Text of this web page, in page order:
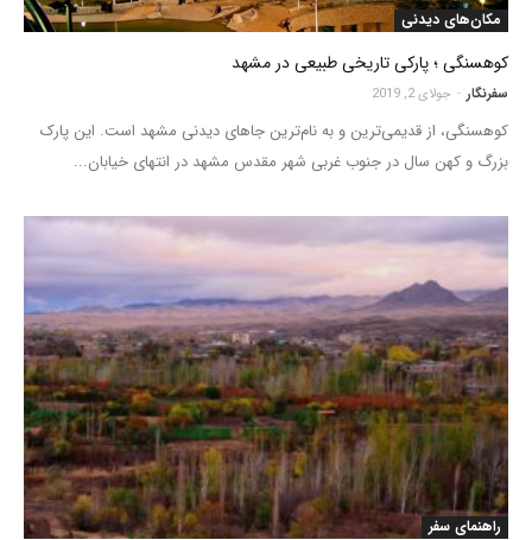
مکان‌های دیدنی
کوهسنگی ؛ پارکی تاریخی طبیعی در مشهد
سفرنگار - جولای 2, 2019
کوهسنگی، از قدیمی‌ترین و به نام‌ترین جاهای دیدنی مشهد است. این پارک
بزرگ و کهن سال در جنوب غربی شهر مقدس مشهد در انتهای خیابان...
راهنمای سفر